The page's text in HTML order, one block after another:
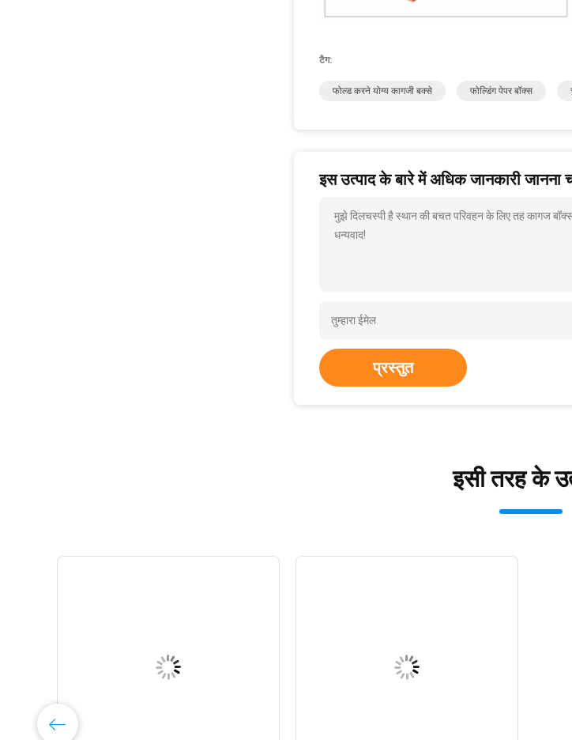
टैग:
फोल्ड करने योग्य कागजी बक्से फोल्डिंग पेपर बॉक्स
इस उत्पाद के बारे में अधिक जानकारी जानना
मुझे दिलचस्पी है स्थान की बचत परिवहन के लिए तह कागज
धन्यवाद!
प्रस्तुत
इसी तरह के